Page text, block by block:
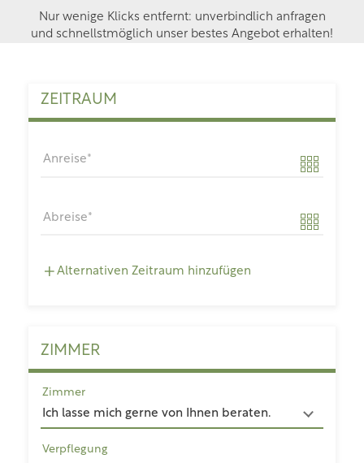
Nur wenige Klicks entfernt: unverbindlich anfragen
und schnellstmöglich unser bestes Angebot erhalten!
ZEITRAUM
Anreise
Abreise
Alternativen Zeitraum hinzufügen
ZIMMER
Zimmer
Verpflegung